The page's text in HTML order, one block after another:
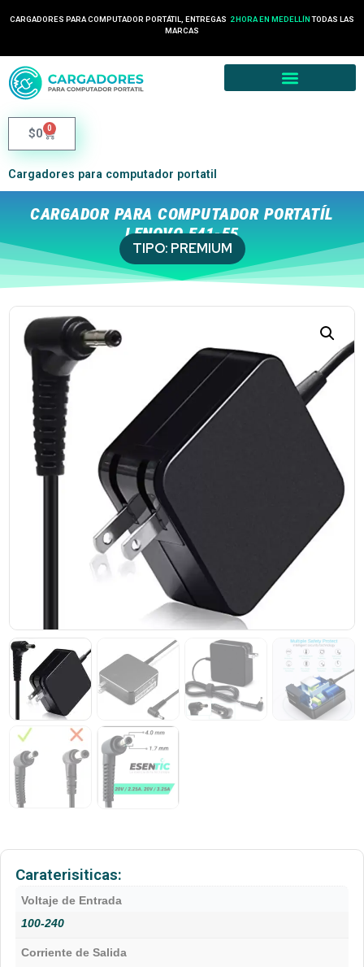
CARGADORES PARA COMPUTADOR PORTÁTIL, ENTREGAS 2 HORA EN MEDELLÍN
24 HORAS EN COLOMBIATODAS LAS
MARCAS
$0 0
Cargadores para computador portatil
CARGADOR PARA COMPUTADOR PORTATÍL
LENOVO E41-55
TIPO: PREMIUM
Caraterisiticas:
Voltaje de Entrada
100-240
Corriente de Salida